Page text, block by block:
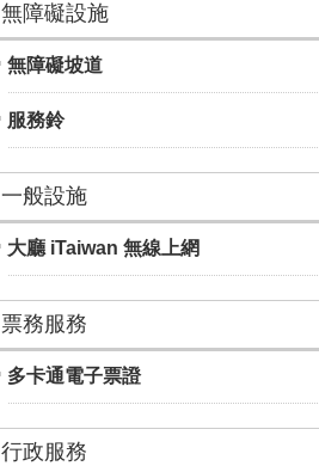
無障礙設施
無障礙坡道
服務鈴
一般設施
大廳 iTaiwan 無線上網
票務服務
多卡通電子票證
行政服務